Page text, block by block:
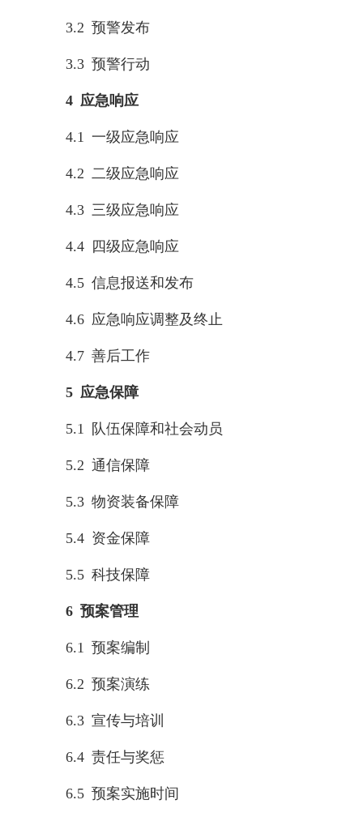
3.2 预警发布
3.3 预警行动
4 应急响应
4.1 一级应急响应
4.2 二级应急响应
4.3 三级应急响应
4.4 四级应急响应
4.5 信息报送和发布
4.6 应急响应调整及终止
4.7 善后工作
5 应急保障
5.1 队伍保障和社会动员
5.2 通信保障
5.3 物资装备保障
5.4 资金保障
5.5 科技保障
6 预案管理
6.1 预案编制
6.2 预案演练
6.3 宣传与培训
6.4 责任与奖惩
6.5 预案实施时间